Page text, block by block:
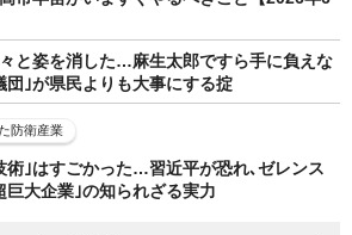
と姿を消した…麻生太郎ですら手に負えな
団｣が県民よりも大事にする掟
防衛産業
術｣はすごかった…習近平が恐れ､ゼレンス
巨大企業｣の知られざる実力